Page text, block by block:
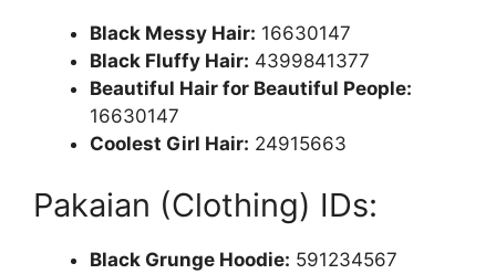
Black Messy Hair: 16630147
Black Fluffy Hair: 4399841377
Beautiful Hair for Beautiful People:
16630147
Coolest Girl Hair: 24915663
Pakaian (Clothing) IDs:
Black Grunge Hoodie: 591234567